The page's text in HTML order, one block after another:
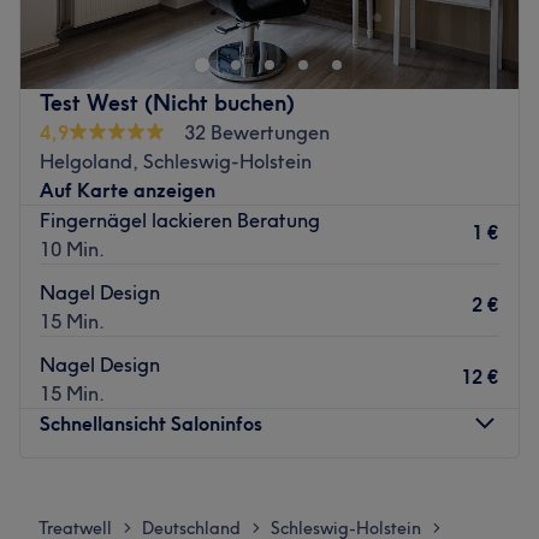
Falls Sie auf der Suche nach einem Verwöhnprogramm
auf dieser Seite gelandet sind: Buchen Sie hier bitte
keinen Termin, denn dies ist ein Test-Profil. Buchungen bei
unseren Partnern auf Treatwell.de möchten wir Ihnen
dagegen schwer empfehlen. Hierfür verwenden Sie die
Suche oder wenden sich bei Fragen unter Kontakt direkt
an uns.Lassen Sie sich überzeugen und buchen Sie Ihren
Test West (Nicht buchen)
4,9
32 Bewertungen
Helgoland, Schleswig-Holstein
Auf Karte anzeigen
Fingernägel lackieren Beratung
10 Min.
1 €
Nagel Design
15 Min.
2 €
Nagel Design
15 Min.
12 €
Schnellansicht Saloninfos
Dienstag
08:00
20:00
Treatwell > Deutschland > Schleswig-Holstein >